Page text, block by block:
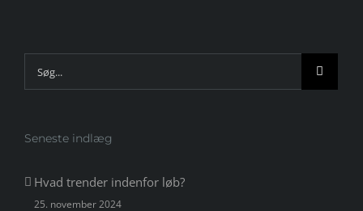
Søg
efter:
Seneste indlæg
Hvad trender indenfor løb?
25. november 2024